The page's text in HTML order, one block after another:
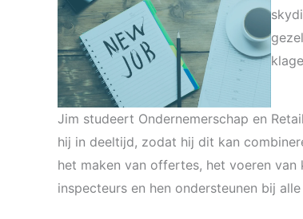
Jim studeert Ondernemerschap en
hij in deeltijd, zodat hij dit kan
het maken van offertes, het voeren
inspecteurs en hen ondersteunen bij